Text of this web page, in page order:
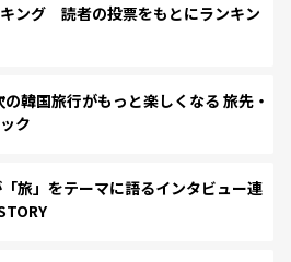
ング 読者の投票をもとにランキン
韓国旅行がもっと楽しくなる 旅先・
ク
旅」をテーマに語るインタビュー連